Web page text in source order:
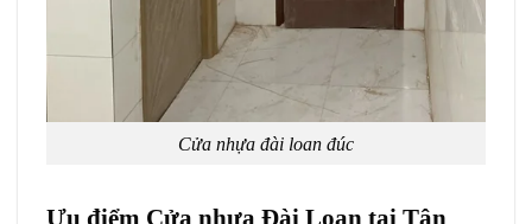
Cửa nhựa đài loan đúc